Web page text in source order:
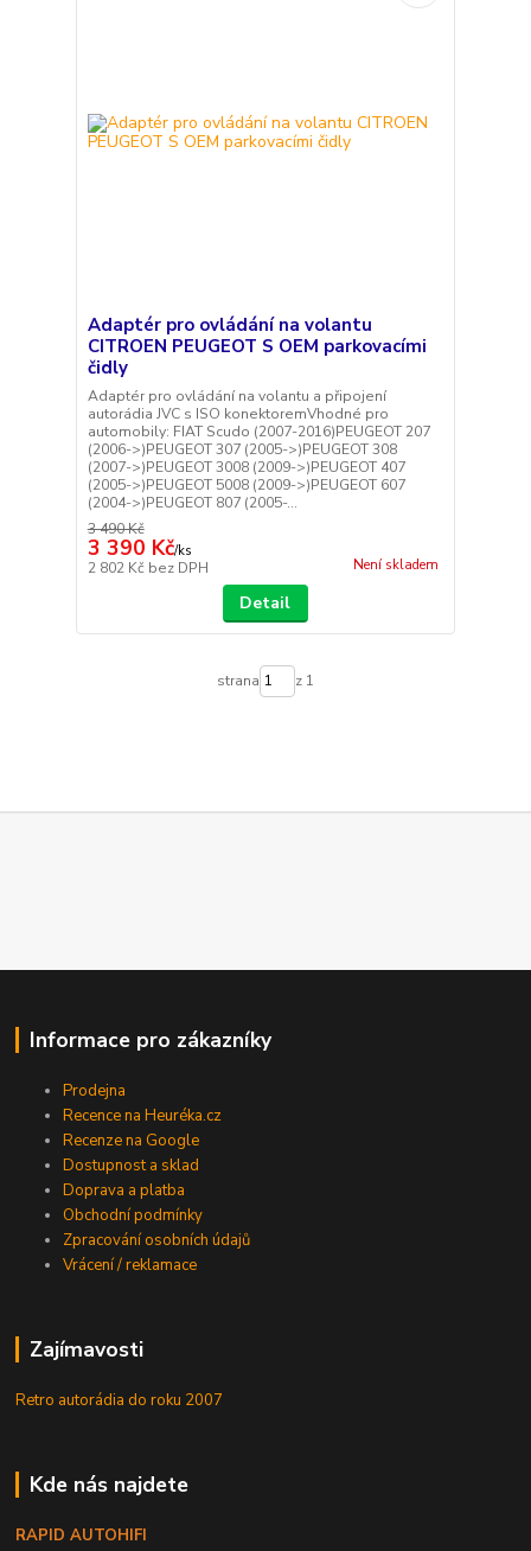
Adaptér pro ovládání na volantu
CITROEN PEUGEOT S OEM parkovacími
čidly
Adaptér pro ovládání na volantu a připojení
autorádia JVC s ISO konektoremVhodné pro
automobily: FIAT Scudo (2007-2016)PEUGEOT 207
(2006->)PEUGEOT 307 (2005->)PEUGEOT 308
(2007->)PEUGEOT 3008 (2009->)PEUGEOT 407
(2005->)PEUGEOT 5008 (2009->)PEUGEOT 607
(2004->)PEUGEOT 807 (2005-...
3 490 Kč
3 390 Kč/ks
2 802 Kč bez DPH Není skladem
Detail
strana z 1
Informace pro zákazníky
Prodejna
Recence na Heuréka.cz
Recenze na Google
Dostupnost a sklad
Doprava a platba
Obchodní podmínky
Zpracování osobních údajů
Vrácení / reklamace
Zajímavosti
Retro autorádia do roku 2007
Kde nás najdete
RAPID AUTOHIFI